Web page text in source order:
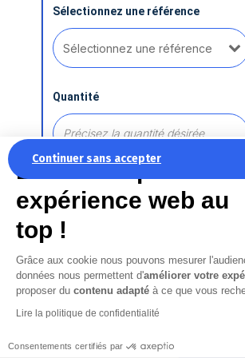
Continuer sans accepter
La recette pour une
expérience web au
top !
Grâce aux cookie nous pouvons mesurer
données nous permettent d'améliorer votre
proposer du contenu adapté à ce que vous
Lire la politique de confidentialité
Consentements certifiés par
Sélectionnez une référence
Quantité
Commentaire